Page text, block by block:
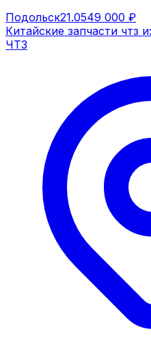
Подольск21.0549 000 ₽
Китайские запчасти чтз
ЧТЗ